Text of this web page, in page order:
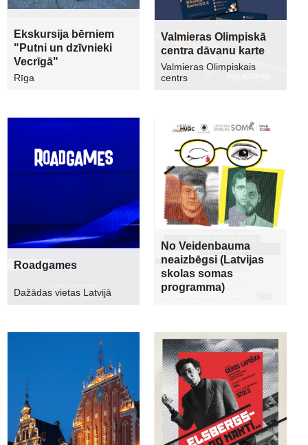
Ekskursija bērniem
"Putni un dzīvnieki
Vecrīgā"
Rīga
Valmieras Olimpiskā
centra dāvanu karte
Valmieras Olimpiskais
centrs
Roadgames
Dažādas vietas Latvijā
No Veidenbauma
neaizbēgsi (Latvijas
skolas somas
programma)